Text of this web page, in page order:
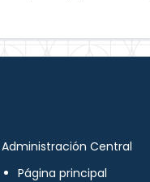
Administración Central
Página principal